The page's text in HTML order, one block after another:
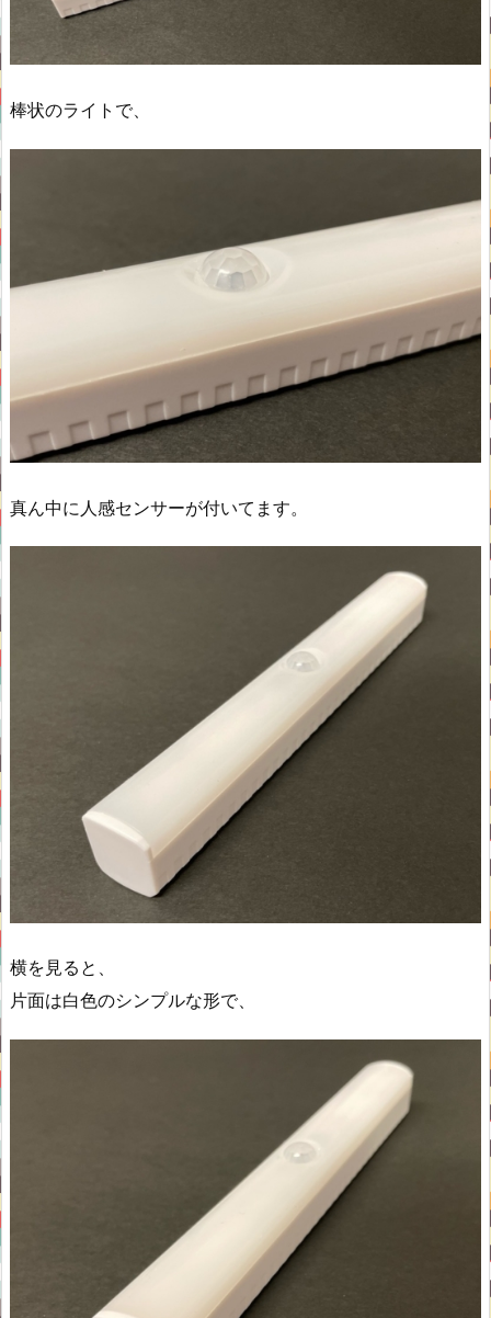
棒状のライトで、
真ん中に人感センサーが付いてます。
横を見ると、
片面は白色のシンプルな形で、